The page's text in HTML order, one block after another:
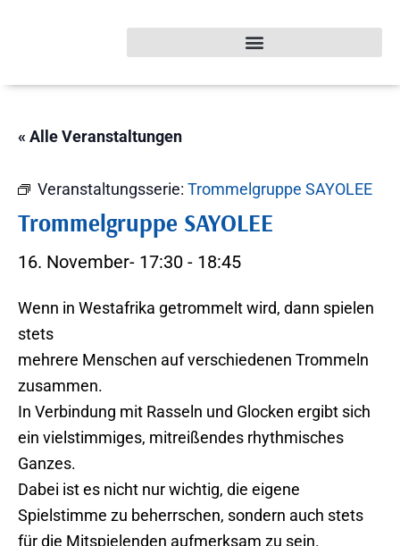
« Alle Veranstaltungen
Veranstaltungsserie: Trommelgruppe SAYOLEE
Trommelgruppe SAYOLEE
16. November- 17:30 - 18:45
Wenn in Westafrika getrommelt wird, dann spielen
stets
mehrere Menschen auf verschiedenen Trommeln
zusammen.
In Verbindung mit Rasseln und Glocken ergibt sich
ein vielstimmiges, mitreißendes rhythmisches
Ganzes.
Dabei ist es nicht nur wichtig, die eigene
Spielstimme zu beherrschen, sondern auch stets
für die Mitspielenden aufmerksam zu sein.